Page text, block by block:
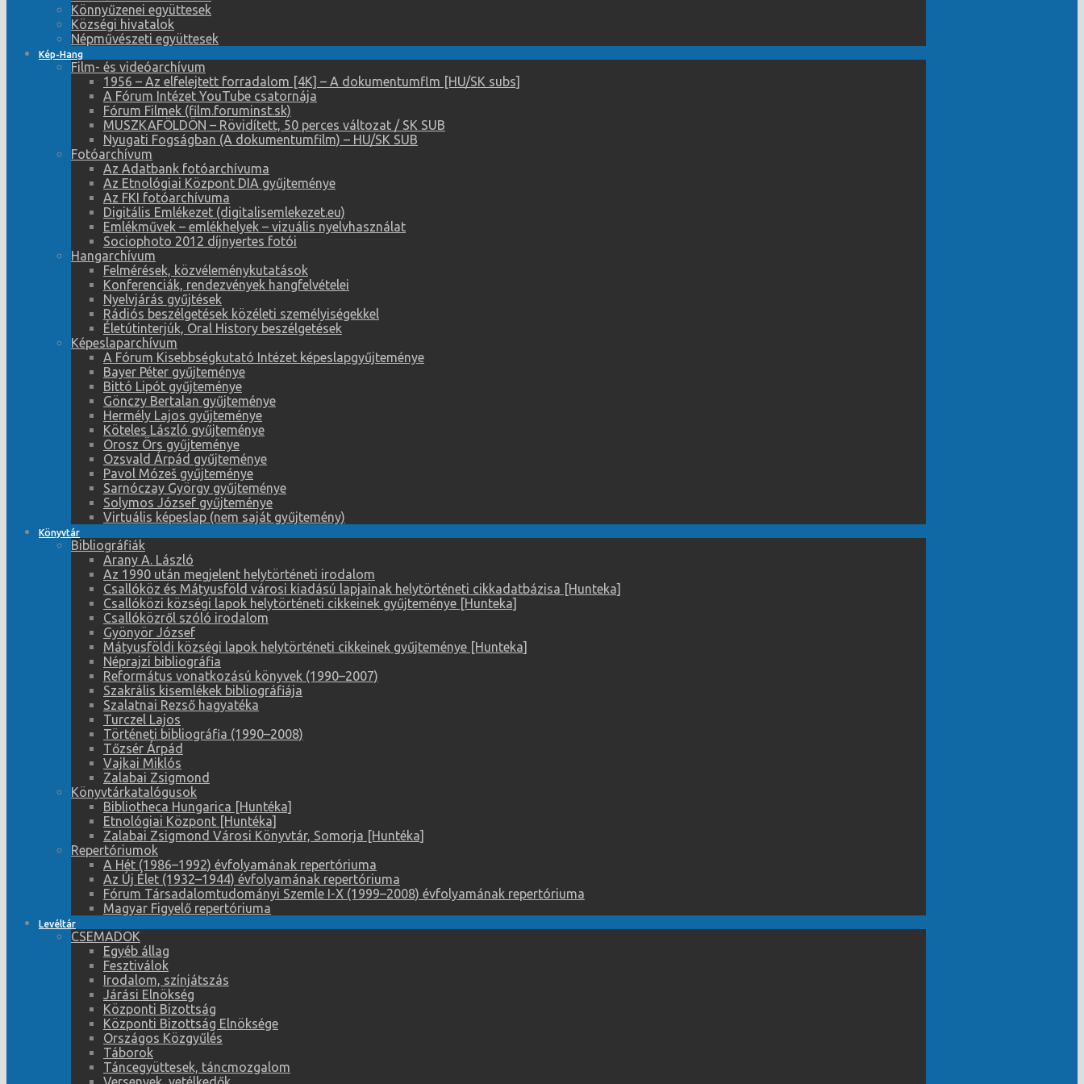
Könnyűzenei együttesek
Községi hivatalok
Népművészeti együttesek
Kép-Hang
Film- és videóarchívum
1956 – Az elfelejtett forradalom [4K] – A dokumentumflm [HU/SK subs]
A Fórum Intézet YouTube csatornája
Fórum Filmek (film.foruminst.sk)
MUSZKAFÖLDÖN – Rövidített, 50 perces változat / SK SUB
Nyugati Fogságban (A dokumentumfilm) – HU/SK SUB
Fotóarchívum
Az Adatbank fotóarchívuma
Az Etnológiai Központ DIA gyűjteménye
Az FKI fotóarchívuma
Digitális Emlékezet (digitalisemlekezet.eu)
Emlékművek – emlékhelyek – vizuális nyelvhasználat
Sociophoto 2012 díjnyertes fotói
Hangarchívum
Felmérések, közvéleménykutatások
Konferenciák, rendezvények hangfelvételei
Nyelvjárás gyűjtések
Rádiós beszélgetések közéleti személyiségekkel
Életútinterjúk, Oral History beszélgetések
Képeslaparchívum
A Fórum Kisebbségkutató Intézet képeslapgyűjteménye
Bayer Péter gyűjteménye
Bittó Lipót gyűjteménye
Gönczy Bertalan gyűjteménye
Hermély Lajos gyűjteménye
Köteles László gyűjteménye
Orosz Örs gyűjteménye
Ozsvald Árpád gyűjteménye
Pavol Mózeš gyűjteménye
Sarnóczay György gyűjteménye
Solymos József gyűjteménye
Virtuális képeslap (nem saját gyűjtemény)
Könyvtár
Bibliográfiák
Arany A. László
Az 1990 után megjelent helytörténeti irodalom
Csallóköz és Mátyusföld városi kiadású lapjainak helytörténeti cikkadatbázisa [Hunteka]
Csallóközi községi lapok helytörténeti cikkeinek gyűjteménye [Hunteka]
Csallóközről szóló irodalom
Gyönyör József
Mátyusföldi községi lapok helytörténeti cikkeinek gyűjteménye [Hunteka]
Néprajzi bibliográfia
Református vonatkozású könyvek (1990–2007)
Szakrális kisemlékek bibliográfiája
Szalatnai Rezső hagyatéka
Turczel Lajos
Történeti bibliográfia (1990–2008)
Tőzsér Árpád
Vajkai Miklós
Zalabai Zsigmond
Könyvtárkatalógusok
Bibliotheca Hungarica [Huntéka]
Etnológiai Központ [Huntéka]
Zalabai Zsigmond Városi Könyvtár, Somorja [Huntéka]
Repertóriumok
A Hét (1986–1992) évfolyamának repertóriuma
Az Új Élet (1932–1944) évfolyamának repertóriuma
Fórum Társadalomtudományi Szemle I-X (1999–2008) évfolyamának repertóriuma
Magyar Figyelő repertóriuma
Levéltár
CSEMADOK
Egyéb állag
Fesztiválok
Irodalom, színjátszás
Járási Elnökség
Központi Bizottság
Központi Bizottság Elnöksége
Országos Közgyűlés
Táborok
Táncegyüttesek, táncmozgalom